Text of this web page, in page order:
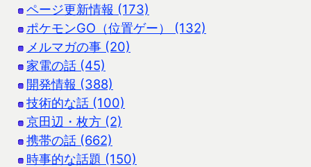
ページ更新情報 (173)
ポケモンGO（位置ゲー） (132)
メルマガの事 (20)
家電の話 (45)
開発情報 (388)
技術的な話 (100)
京田辺・枚方 (2)
携帯の話 (662)
時事的な話題 (150)